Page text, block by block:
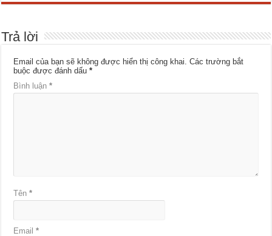
Trả lời
Email của bạn sẽ không được hiển thị công khai.
Các trường bắt
buộc được đánh dấu*
Bình luận*
Tên*
Email*